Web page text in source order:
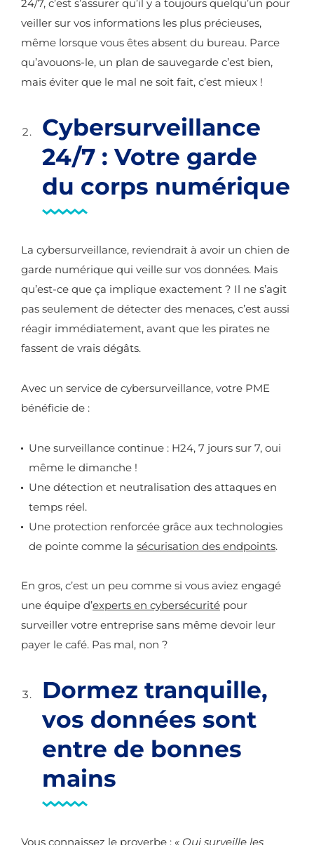
24/7, c’est s’assurer qu’il y a toujours quelqu’un pour
veiller sur vos informations les plus précieuses,
même lorsque vous êtes absent du bureau. Parce
qu’avouons-le, un plan de sauvegarde c’est bien,
mais éviter que le mal ne soit fait, c’est mieux !
Cybersurveillance
24/7 : Votre garde
du corps numérique
La cybersurveillance, reviendrait à avoir un chien de
garde numérique qui veille sur vos données. Mais
qu’est-ce que ça implique exactement ? Il ne s’agit
pas seulement de détecter des menaces, c’est aussi
réagir immédiatement, avant que les pirates ne
fassent de vrais dégâts.
Avec un service de cybersurveillance, votre PME
bénéficie de :
Une surveillance continue : H24, 7 jours sur 7, oui
même le dimanche !
Une détection et neutralisation des attaques en
temps réel.
Une protection renforcée grâce aux technologies
de pointe comme la sécurisation des endpoints.
En gros, c’est un peu comme si vous aviez engagé
une équipe d’experts en cybersécurité pour
surveiller votre entreprise sans même devoir leur
payer le café. Pas mal, non ?
Dormez tranquille,
vos données sont
entre de bonnes
mains
Vous connaissez le proverbe : « Qui surveille les